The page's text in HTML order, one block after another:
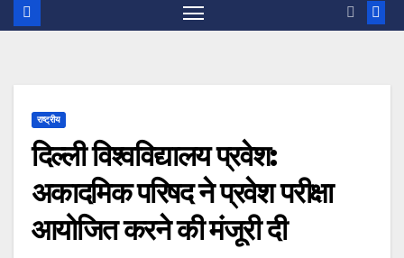
राष्ट्रीय
दिल्ली विश्वविद्यालय प्रवेश:
अकादमिक परिषद ने प्रवेश परीक्षा
आयोजित करने की मंजूरी दी